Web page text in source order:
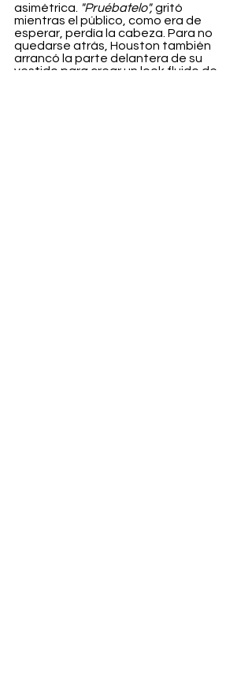
asimétrica.
"Pruébatelo", gritó
mientras el público, como era de
esperar, perdía la cabeza. Para no
quedarse atrás, Houston también
arrancó la parte delantera de su
vestido para crear un look fluido de